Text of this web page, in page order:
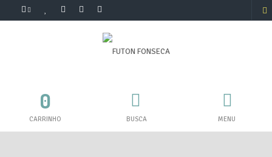
MENU
BUSCA
0
CARRINHO